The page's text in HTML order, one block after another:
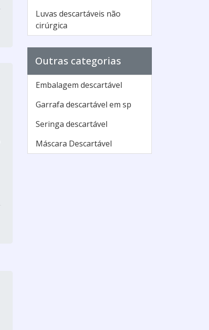
Luvas descartáveis não
cirúrgica
Outras categorias
Embalagem descartável
Garrafa descartável em sp
Seringa descartável
Máscara Descartável